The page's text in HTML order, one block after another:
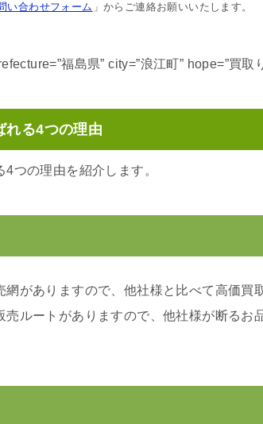
い合わせフォーム 」からご連絡お願いいたします。
福島県” city=”浪江町” hope=”買取
れる4つの理由
つの理由を紹介します。
網がありますので、他社様と比べて高価買
売ルートがありますので、他社様が断るお